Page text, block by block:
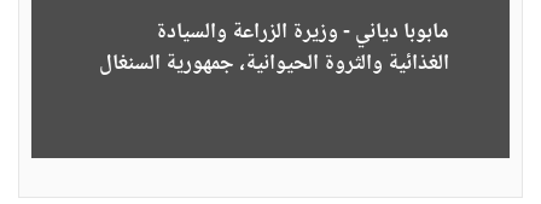
مابوبا دياني - وزيرة الزراعة والسيادة
الغذائية والثروة الحيوانية، جمهورية السنغال